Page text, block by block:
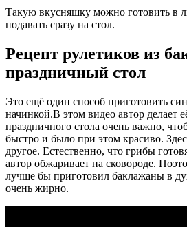
Такую вкусняшку можно готовить в
подавать сразу на стол.
Рецепт рулетиков из
праздничный стол
Это ещё один способ приготовить
начинкой.В этом видео автор делает
праздничного стола очень важно,
быстро и было при этом красиво.
другое. Естественно, что грибы
автор обжаривает на сковороде.
лучше бы приготовил баклажаны в
очень жирно.